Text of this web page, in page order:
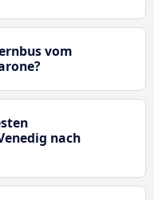
vom
nach